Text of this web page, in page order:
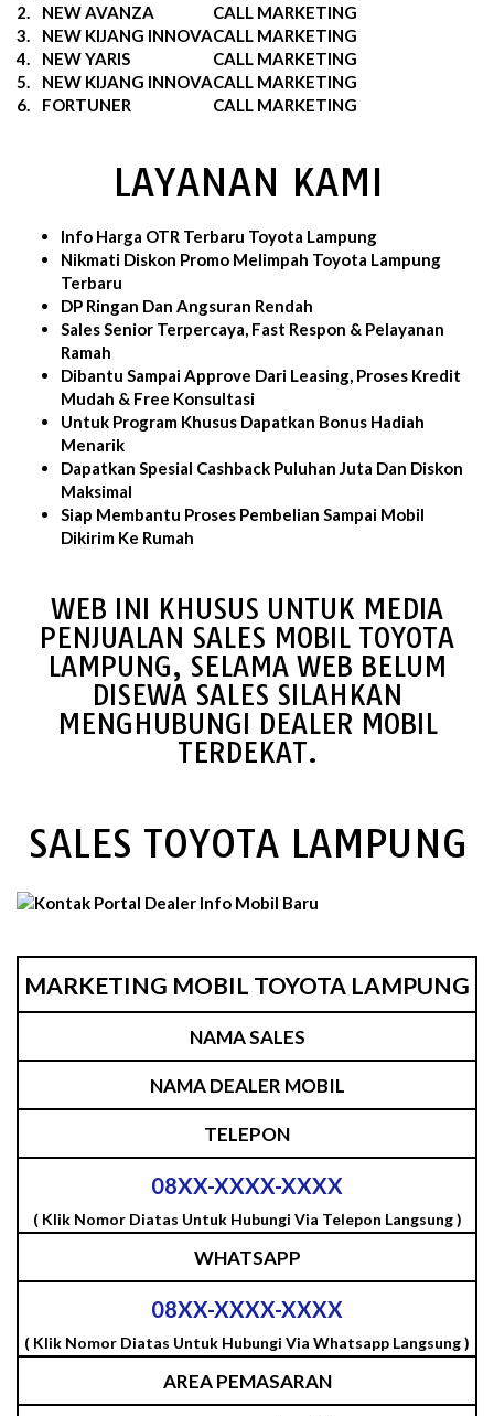
2.
NEW AVANZA
CALL MARKETING
3.
NEW KIJANG INNOVACALL MARKETING
4.
NEW YARIS
CALL MARKETING
5.
NEW KIJANG INNOVACALL MARKETING
6.
FORTUNER CALL MARKETING
LAYANAN KAMI
Info Harga OTR Terbaru Toyota Lampung
Nikmati Diskon Promo Melimpah Toyota Lampung
Terbaru
DP Ringan Dan Angsuran Rendah
Sales Senior Terpercaya, Fast Respon & Pelayanan
Ramah
Dibantu Sampai Approve Dari Leasing, Proses Kredit
Mudah & Free Konsultasi
Untuk Program Khusus Dapatkan Bonus Hadiah
Menarik
Dapatkan Spesial Cashback Puluhan Juta Dan Diskon
Maksimal
Siap Membantu Proses Pembelian Sampai Mobil
Dikirim Ke Rumah
WEB INI KHUSUS UNTUK MEDIA
PENJUALAN SALES MOBIL TOYOTA
LAMPUNG, SELAMA WEB BELUM
DISEWA SALES SILAHKAN
MENGHUBUNGI DEALER MOBIL
TERDEKAT.
SALES TOYOTA LAMPUNG
MARKETING MOBIL TOYOTA LAMPUNG
NAMA SALES
NAMA DEALER MOBIL
TELEPON
08XX-XXXX-XXXX
( Klik Nomor Diatas Untuk Hubungi Via Telepon Langsung )
WHATSAPP
08XX-XXXX-XXXX
( Klik Nomor Diatas Untuk Hubungi Via Whatsapp Langsung )
AREA PEMASARAN